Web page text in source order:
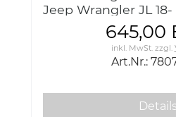
Jeep Wrangler JL
645,00
inkl. MwSt.zzgl.
Art.Nr.:
Details